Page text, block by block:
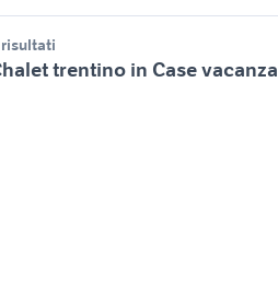
trentino in Case vacanza